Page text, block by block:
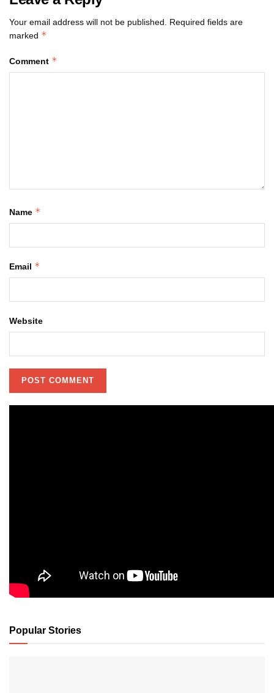
Your email address will not be published. Required fields are
marked *
Comment *
Name *
Email *
Website
Popular Stories